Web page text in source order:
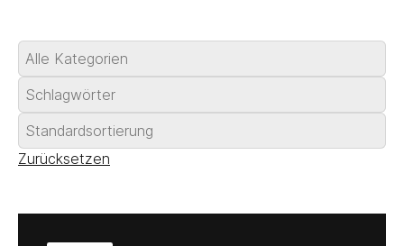
Zurücksetzen